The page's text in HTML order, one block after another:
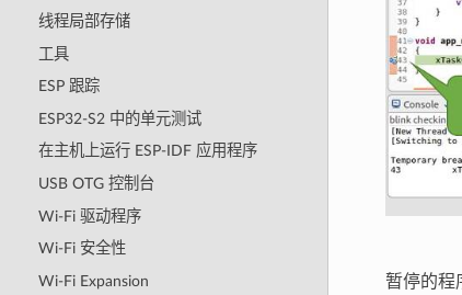
线程局部存储
工具
ESP 跟踪
ESP32-S2 中的单元测试
在主机上运行 ESP-IDF 应用程序
USB OTG 控制台
Wi-Fi 驱动程序
Wi-Fi 安全性
Wi-Fi Expansion
暂停的程